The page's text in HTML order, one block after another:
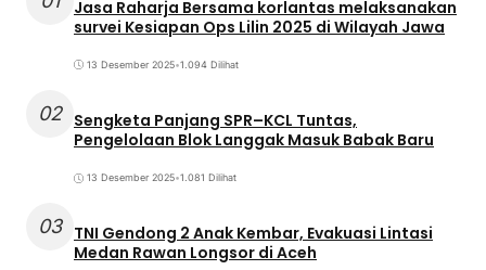
Jasa Raharja Bersama korlantas melaksanakan
survei Kesiapan Ops Lilin 2025 di Wilayah Jawa
13 Desember 2025•1.094 Dilihat
02 Sengketa Panjang SPR–KCL Tuntas,
Pengelolaan Blok Langgak Masuk Babak Baru
13 Desember 2025•1.081 Dilihat
03 TNI Gendong 2 Anak Kembar, Evakuasi Lintasi
Medan Rawan Longsor di Aceh